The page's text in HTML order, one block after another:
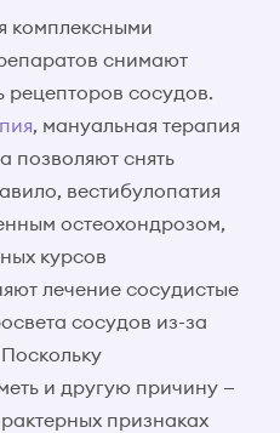
комплексными
снимают
сосудов.
, мануальная терапия
позволяют снять
вестибулопатия
остеохондрозом,
курсов
лечение сосудистые
сосудов из-за
и другую причину —
признаках